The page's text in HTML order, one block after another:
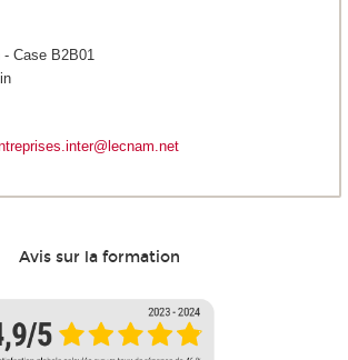
Case B2B01
Avis sur la formation